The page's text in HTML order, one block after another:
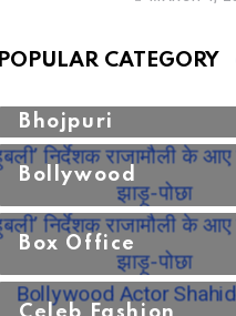
POPULAR CATEGORY
Bhojpuri
Bollywood
Box Office